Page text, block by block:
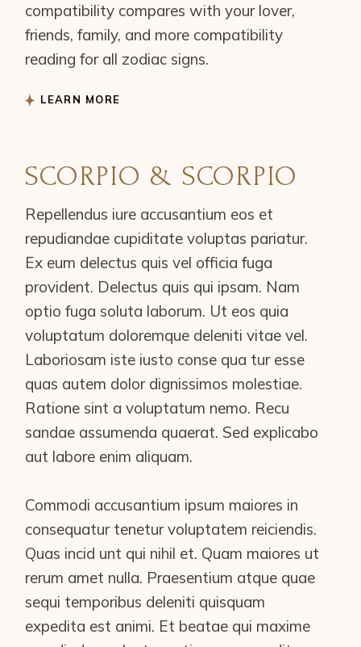
compatibility compares with your lover,
friends, family, and more compatibility
reading for all zodiac signs.
LEARN MORE
SCORPIO & SCORPIO
Repellendus iure accusantium eos et
repudiandae cupiditate voluptas pariatur.
Ex eum delectus quis vel officia fuga
provident. Delectus quis qui ipsam. Nam
optio fuga soluta laborum. Ut eos quia
voluptatum doloremque deleniti vitae vel.
Laboriosam iste iusto conse qua tur esse
quas autem dolor dignissimos molestiae.
Ratione sint a voluptatum nemo. Recu
sandae assumenda quaerat. Sed explicabo
aut labore enim aliquam.
Commodi accusantium ipsum maiores in
consequatur tenetur voluptatem reiciendis.
Quas incid unt qui nihil et. Quam maiores ut
rerum amet nulla. Praesentium atque quae
sequi temporibus deleniti quisquam
expedita est animi. Et beatae qui maxime